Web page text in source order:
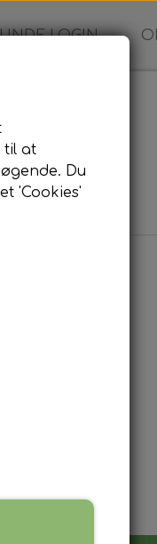
LOGIN
til at
Du
'Cookies'